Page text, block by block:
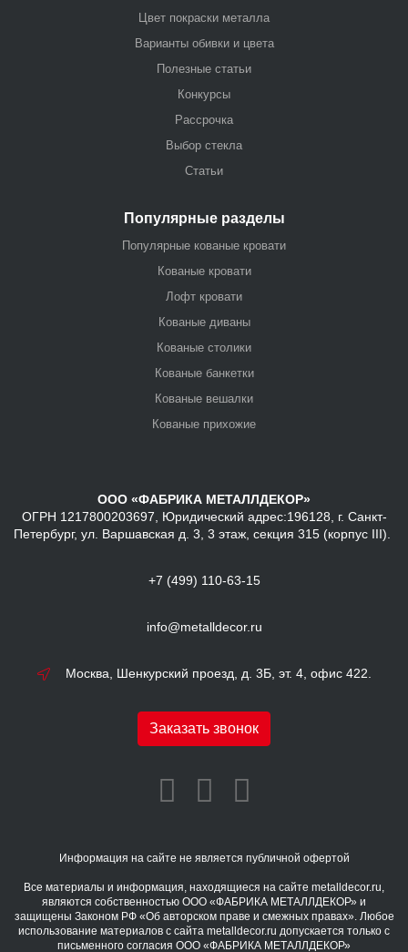
Цвет покраски металла
Варианты обивки и цвета
Полезные статьи
Конкурсы
Рассрочка
Выбор стекла
Статьи
Популярные разделы
Популярные кованые кровати
Кованые кровати
Лофт кровати
Кованые диваны
Кованые столики
Кованые банкетки
Кованые вешалки
Кованые прихожие
ООО «ФАБРИКА МЕТАЛЛДЕКОР»
ОГРН 1217800203697, Юридический адрес:196128, г. Санкт-
Петербург, ул. Варшавская д. 3, 3 этаж, секция 315 (корпус III).
+7 (499) 110-63-15
info@metalldecor.ru
Москва, Шенкурский проезд, д. 3Б, эт. 4, офис 422.
Заказать звонок
Информация на сайте не является публичной офертой
Все материалы и информация, находящиеся на сайте metalldecor.ru,
являются собственностью ООО «ФАБРИКА МЕТАЛЛДЕКОР» и
защищены Законом РФ «Об авторском праве и смежных правах». Любое
использование материалов с сайта metalldecor.ru допускается только с
письменного согласия ООО «ФАБРИКА МЕТАЛЛДЕКОР»